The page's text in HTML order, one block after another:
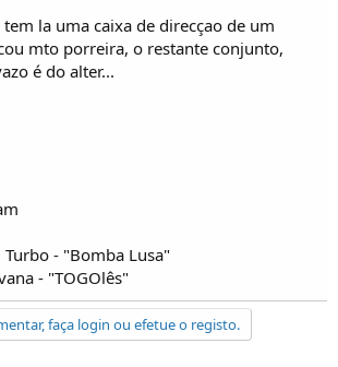
la uma caixa de direcçao de um
mto porreira, o restante conjunto,
é do alter...
- "Bomba Lusa"
- "TOGOlês"
faça login ou efetue o registo.